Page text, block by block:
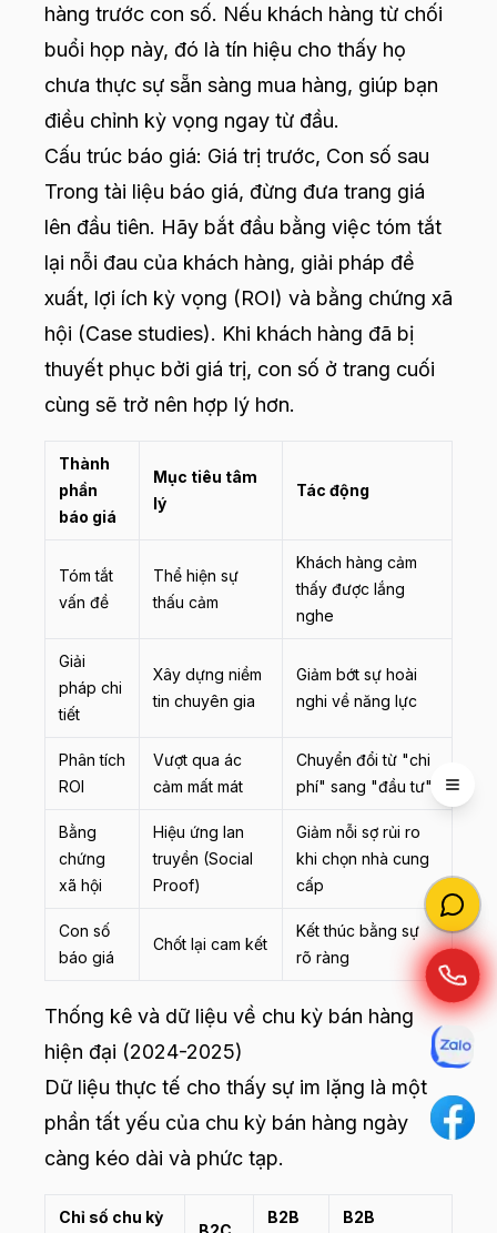
hàng trước con số. Nếu khách hàng từ chối
buổi họp này, đó là tín hiệu cho thấy họ
chưa thực sự sẵn sàng mua hàng, giúp bạn
điều chỉnh kỳ vọng ngay từ đầu.
Cấu trúc báo giá: Giá trị trước, Con số sau
Trong tài liệu báo giá, đừng đưa trang giá
lên đầu tiên. Hãy bắt đầu bằng việc tóm tắt
lại nỗi đau của khách hàng, giải pháp đề
xuất, lợi ích kỳ vọng (ROI) và bằng chứng xã
hội (Case studies). Khi khách hàng đã bị
thuyết phục bởi giá trị, con số ở trang cuối
cùng sẽ trở nên hợp lý hơn.
Thành
phần
báo giá
Mục tiêu tâm
lý
Tác động
Tóm tắt
vấn đề
Thể hiện sự
thấu cảm
Khách hàng cảm
thấy được lắng
nghe
Giải
pháp chi
tiết
Xây dựng niềm
tin chuyên gia
Giảm bớt sự hoài
nghi về năng lực
Phân tích
ROI
Vượt qua ác
cảm mất mát
Chuyển đổi từ "chi
phí" sang "đầu tư"
Bằng
chứng
xã hội
Hiệu ứng lan
truyền (Social
Proof)
Giảm nỗi sợ rủi ro
khi chọn nhà cung
cấp
Con số
báo giá
Chốt lại cam kết
Kết thúc bằng sự
rõ ràng
Thống kê và dữ liệu về chu kỳ bán hàng
hiện đại (2024-2025)
Dữ liệu thực tế cho thấy sự im lặng là một
phần tất yếu của chu kỳ bán hàng ngày
càng kéo dài và phức tạp.
Chỉ số chu kỳ B2B B2B